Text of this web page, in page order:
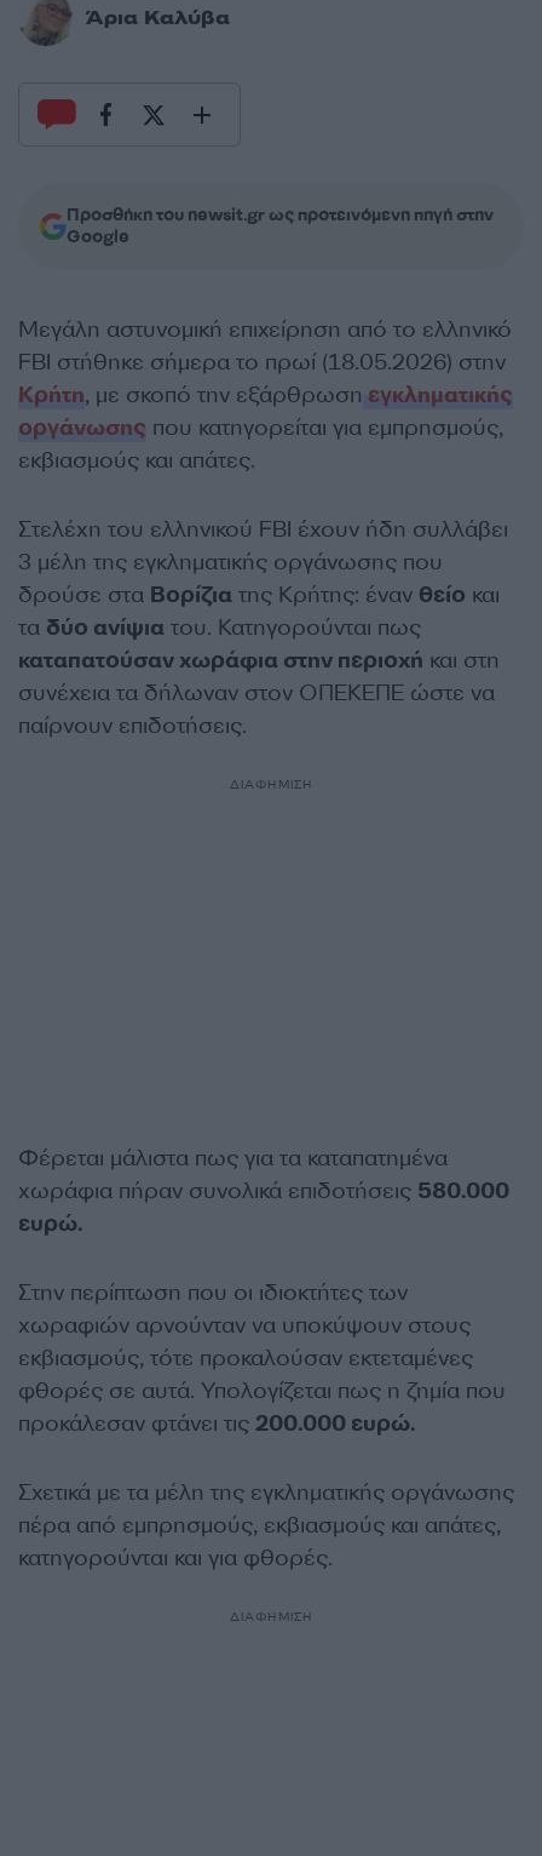
Άρια Καλύβα
Προσθήκη του newsit.gr ως προτεινόμενη πηγή στην
Google
Μεγάλη αστυνομική επιχείρηση από το ελληνικό
FBI στήθηκε σήμερα το πρωί (18.05.2026) στην
Κρήτη, με σκοπό την εξάρθρωση εγκληματικής
οργάνωσης που κατηγορείται για εμπρησμούς,
εκβιασμούς και απάτες.
Στελέχη του ελληνικού FBI έχουν ήδη συλλάβει
3 μέλη της εγκληματικής οργάνωσης που
δρούσε στα Βορίζια της Κρήτης: έναν θείο και
τα δύο ανίψια του. Κατηγορούνται πως
καταπατούσαν χωράφια στην περιοχή και στη
συνέχεια τα δήλωναν στον ΟΠΕΚΕΠΕ ώστε να
παίρνουν επιδοτήσεις.
ΔΙΑΦΗΜΙΣΗ
Φέρεται μάλιστα πως για τα καταπατημένα
χωράφια πήραν συνολικά επιδοτήσεις 580.000
ευρώ.
Στην περίπτωση που οι ιδιοκτήτες των
χωραφιών αρνούνταν να υποκύψουν στους
εκβιασμούς, τότε προκαλούσαν εκτεταμένες
φθορές σε αυτά. Υπολογίζεται πως η ζημία που
προκάλεσαν φτάνει τις 200.000 ευρώ.
Σχετικά με τα μέλη της εγκληματικής οργάνωσης
πέρα από εμπρησμούς, εκβιασμούς και απάτες,
κατηγορούνται και για φθορές.
ΔΙΑΦΗΜΙΣΗ